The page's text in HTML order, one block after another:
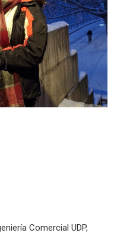
Comercial UDP,